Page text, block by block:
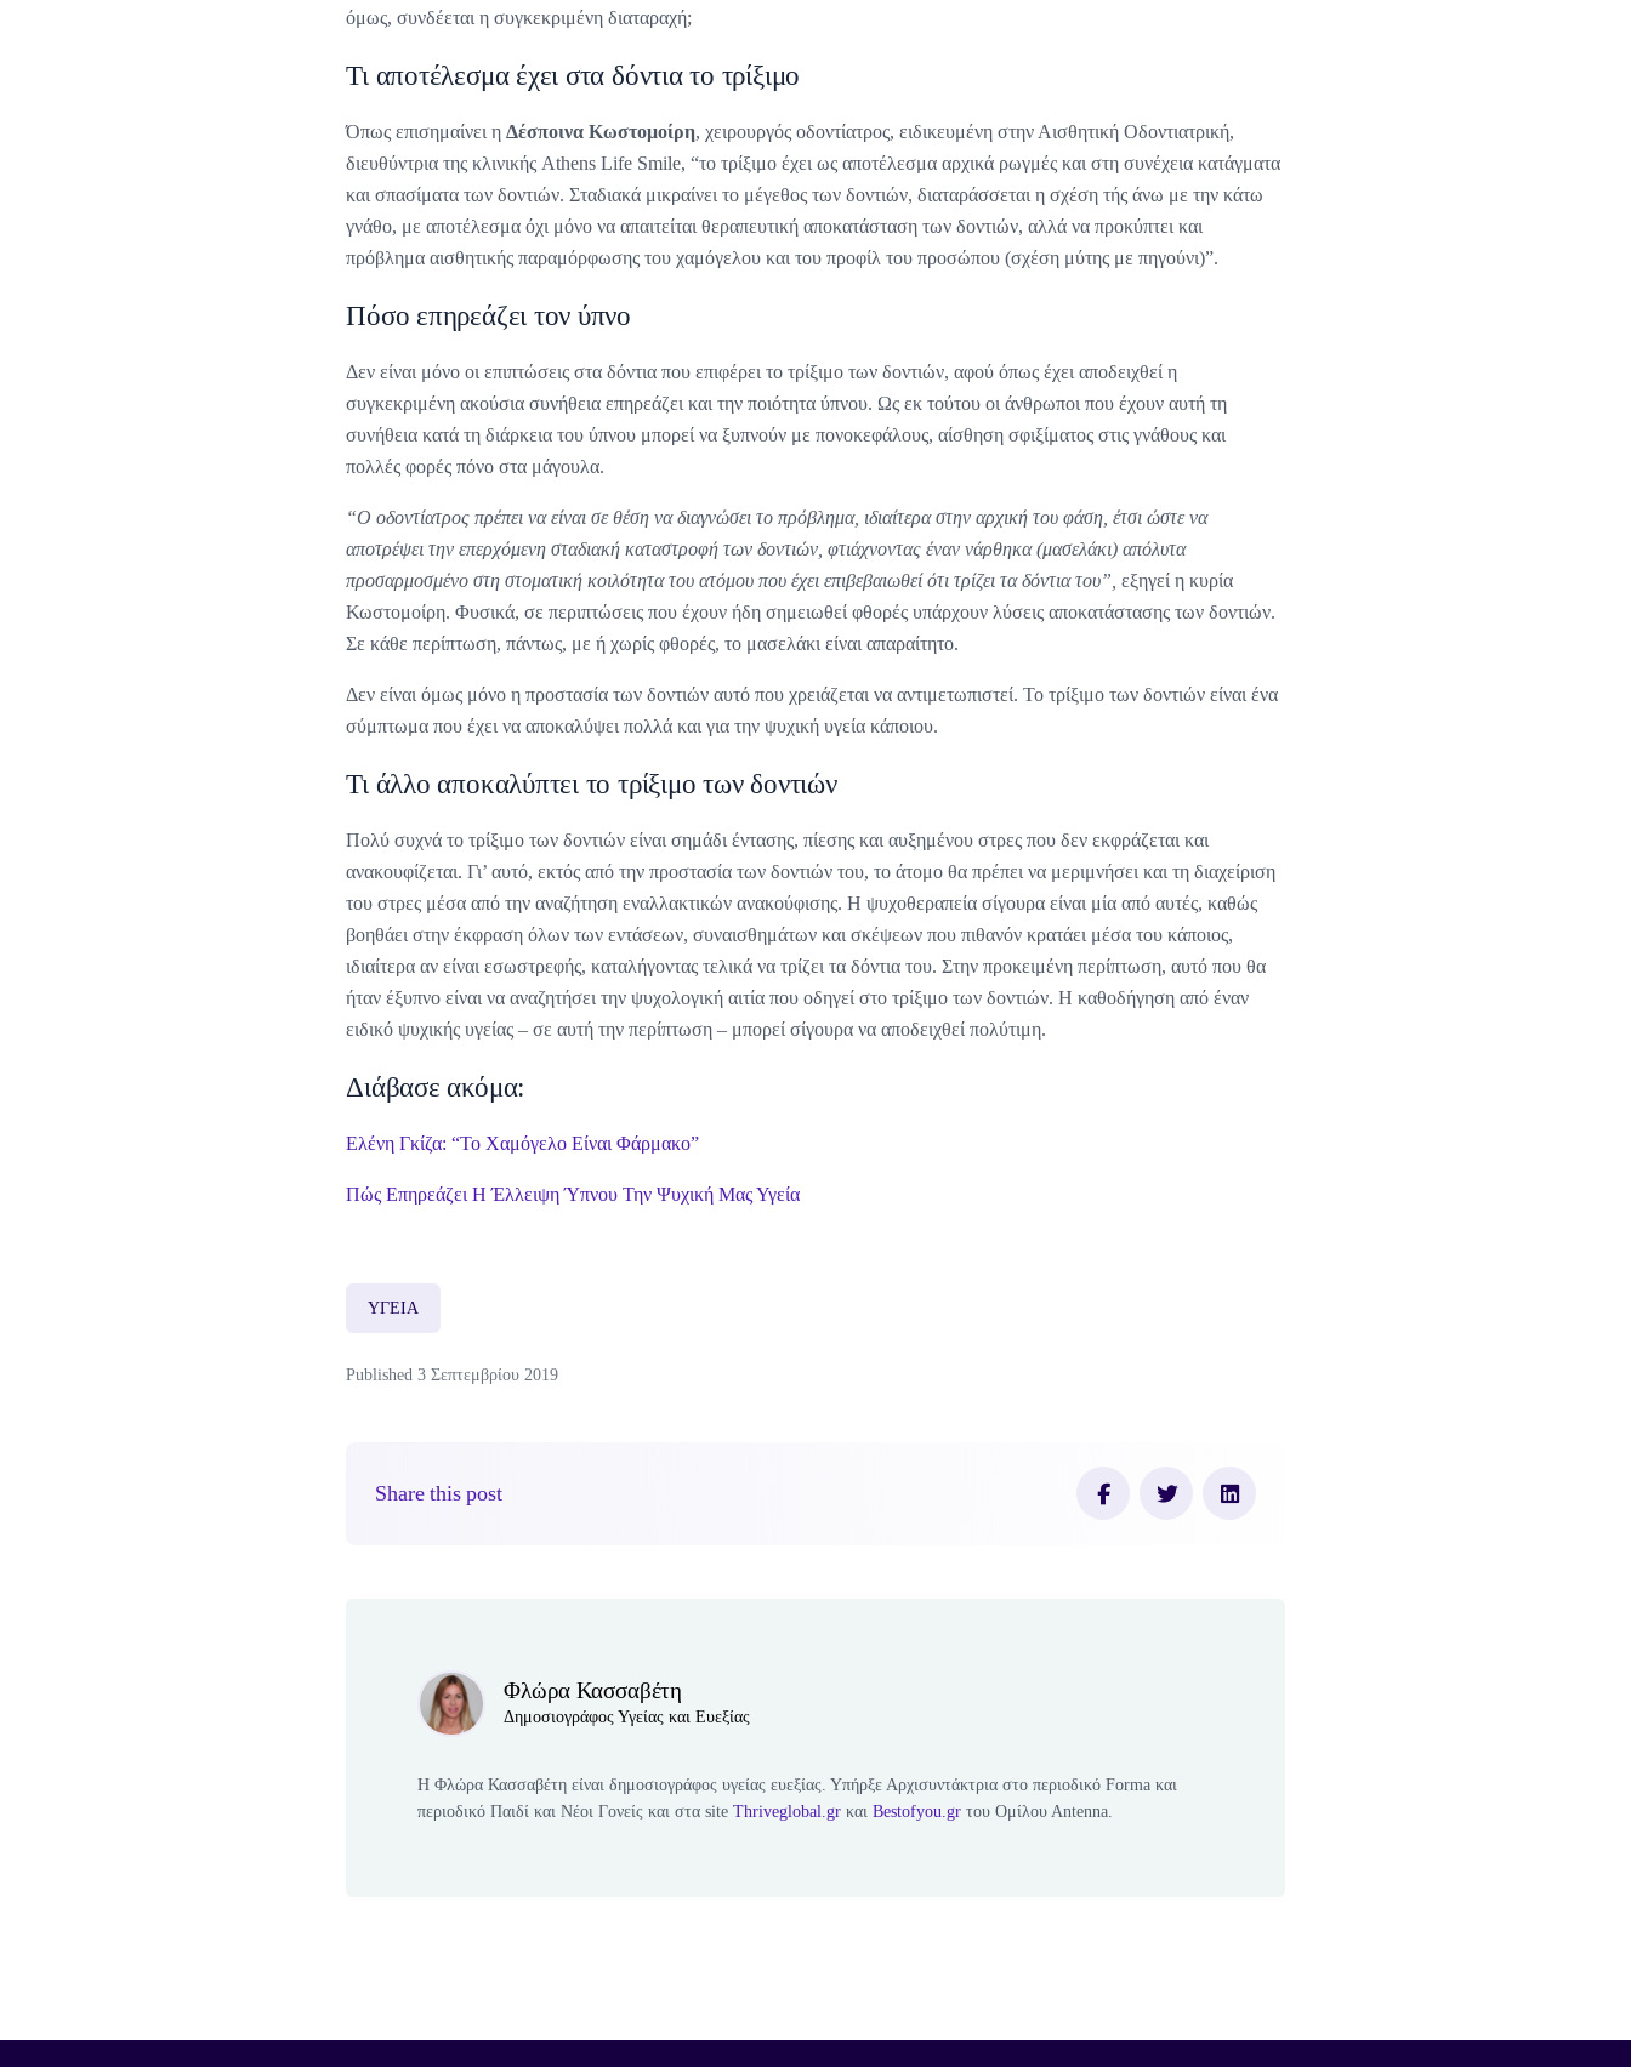
όμως, συνδέεται η συγκεκριμένη διαταραχή;
Τι αποτέλεσμα έχει στα δόντια το τρίξιμο
Όπως επισημαίνει ηΔέσποινα Κωστομοίρη, χειρουργός οδοντίατρος, ειδικευμένη στην Αισθητική Οδοντιατρική,
διευθύντρια της κλινικής Athens Life Smile, “το τρίξιμο έχει ως αποτέλεσμα αρχικά ρωγμές και στη συνέχεια κατάγματα
και σπασίματα των δοντιών. Σταδιακά μικραίνει το μέγεθος των δοντιών, διαταράσσεται η σχέση τής άνω με την κάτω
γνάθο, με αποτέλεσμα όχι μόνο να απαιτείται θεραπευτική αποκατάσταση των δοντιών, αλλά να προκύπτει και
πρόβλημα αισθητικής παραμόρφωσης του χαμόγελου και του προφίλ του προσώπου (σχέση μύτης με πηγούνι)”.
Πόσο επηρεάζει τον ύπνο
Δεν είναι μόνο οι επιπτώσεις στα δόντια που επιφέρει το τρίξιμο των δοντιών, αφού όπως έχει αποδειχθεί η
συγκεκριμένη ακούσια συνήθεια επηρεάζει και την ποιότητα ύπνου. Ως εκ τούτου οι άνθρωποι που έχουν αυτή τη
συνήθεια κατά τη διάρκεια του ύπνου μπορεί να ξυπνούν με πονοκεφάλους, αίσθηση σφιξίματος στις γνάθους και
πολλές φορές πόνο στα μάγουλα.
“Ο οδοντίατρος πρέπει να είναι σε θέση να διαγνώσει το πρόβλημα, ιδιαίτερα στην αρχική του φάση, έτσι ώστε να
αποτρέψει την επερχόμενη σταδιακή καταστροφή των δοντιών, φτιάχνοντας έναν νάρθηκα (μασελάκι) απόλυτα
προσαρμοσμένο στη στοματική κοιλότητα του ατόμου που έχει επιβεβαιωθεί ότι τρίζει τα δόντια του”, εξηγεί η κυρία
Κωστομοίρη. Φυσικά, σε περιπτώσεις που έχουν ήδη σημειωθεί φθορές υπάρχουν λύσεις αποκατάστασης των δοντιών.
Σε κάθε περίπτωση, πάντως, με ή χωρίς φθορές, το μασελάκι είναι απαραίτητο.
Δεν είναι όμως μόνο η προστασία των δοντιών αυτό που χρειάζεται να αντιμετωπιστεί. Το τρίξιμο των δοντιών είναι ένα
σύμπτωμα που έχει να αποκαλύψει πολλά και για την ψυχική υγεία κάποιου.
Τι άλλο αποκαλύπτει το τρίξιμο των δοντιών
Πολύ συχνά το τρίξιμο των δοντιών είναι σημάδι έντασης, πίεσης και αυξημένου στρες που δεν εκφράζεται και
ανακουφίζεται. Γι’ αυτό, εκτός από την προστασία των δοντιών του, το άτομο θα πρέπει να μεριμνήσει και τη διαχείριση
του στρες μέσα από την αναζήτηση εναλλακτικών ανακούφισης. Η ψυχοθεραπεία σίγουρα είναι μία από αυτές, καθώς
βοηθάει στην έκφραση όλων των εντάσεων, συναισθημάτων και σκέψεων που πιθανόν κρατάει μέσα του κάποιος,
ιδιαίτερα αν είναι εσωστρεφής, καταλήγοντας τελικά να τρίζει τα δόντια του. Στην προκειμένη περίπτωση, αυτό που θα
ήταν έξυπνο είναι να αναζητήσει την ψυχολογική αιτία που οδηγεί στο τρίξιμο των δοντιών. Η καθοδήγηση από έναν
ειδικό ψυχικής υγείας – σε αυτή την περίπτωση – μπορεί σίγουρα να αποδειχθεί πολύτιμη.
Διάβασε ακόμα:
Ελένη Γκίζα: “Το Χαμόγελο Είναι Φάρμακο”
Πώς Επηρεάζει Η Έλλειψη Ύπνου Την Ψυχική Μας Υγεία
ΥΓΕΙΑ
Published 3 Σεπτεμβρίου 2019
Share this post
Φλώρα Κασσαβέτη
Δημοσιογράφος Υγείας και Ευεξίας
Η Φλώρα Κασσαβέτη είναι δημοσιογράφος υγείας ευεξίας. Υπήρξε Αρχισυντάκτρια στο περιοδικό Forma και
περιοδικό Παιδί και Νέοι Γονείς και στα siteΤhriveglobal.gr καιBestofyou.gr του Ομίλου Αntenna.